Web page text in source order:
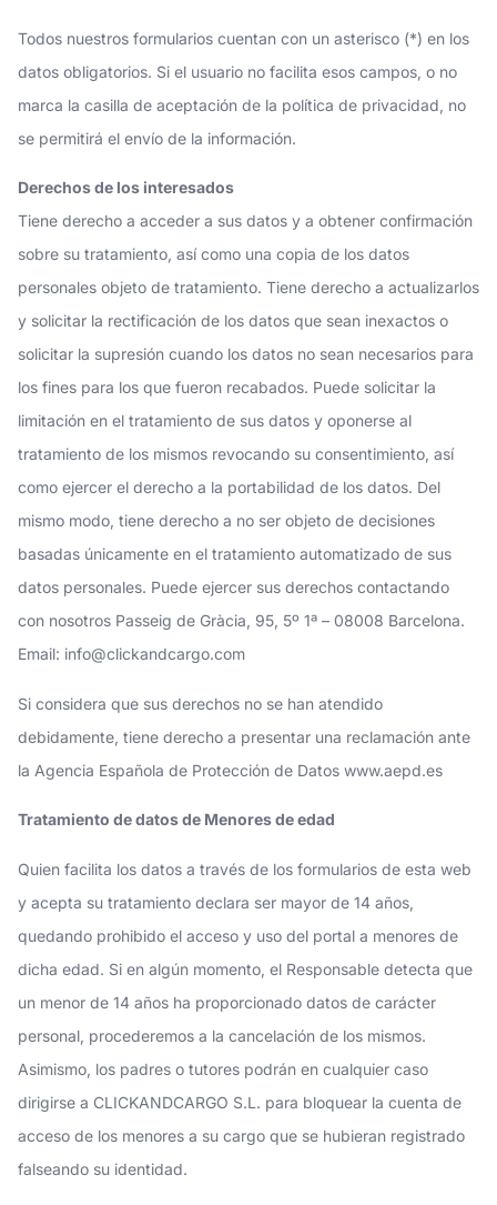
Todos nuestros formularios cuentan con un asterisco (*) en los
datos obligatorios. Si el usuario no facilita esos campos, o no
marca la casilla de aceptación de la política de privacidad, no
se permitirá el envío de la información.
Derechos de los interesados
Tiene derecho a acceder a sus datos y a obtener confirmación
sobre su tratamiento, así como una copia de los datos
personales objeto de tratamiento. Tiene derecho a actualizarlos
y solicitar la rectificación de los datos que sean inexactos o
solicitar la supresión cuando los datos no sean necesarios para
los fines para los que fueron recabados. Puede solicitar la
limitación en el tratamiento de sus datos y oponerse al
tratamiento de los mismos revocando su consentimiento, así
como ejercer el derecho a la portabilidad de los datos. Del
mismo modo, tiene derecho a no ser objeto de decisiones
basadas únicamente en el tratamiento automatizado de sus
datos personales. Puede ejercer sus derechos contactando
con nosotros Passeig de Gràcia, 95, 5º 1ª – 08008 Barcelona.
Email: info@clickandcargo.com
Si considera que sus derechos no se han atendido
debidamente, tiene derecho a presentar una reclamación ante
la Agencia Española de Protección de Datos www.aepd.es
Tratamiento de datos de Menores de edad
Quien facilita los datos a través de los formularios de esta web
y acepta su tratamiento declara ser mayor de 14 años,
quedando prohibido el acceso y uso del portal a menores de
dicha edad. Si en algún momento, el Responsable detecta que
un menor de 14 años ha proporcionado datos de carácter
personal, procederemos a la cancelación de los mismos.
Asimismo, los padres o tutores podrán en cualquier caso
dirigirse a CLICKANDCARGO S.L. para bloquear la cuenta de
acceso de los menores a su cargo que se hubieran registrado
falseando su identidad.